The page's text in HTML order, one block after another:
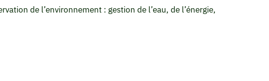
de l’environnement : gestion de l’eau, de l’énergie,